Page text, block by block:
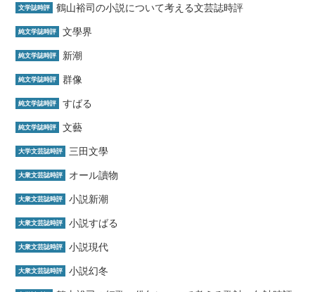
文学誌時評 鶴山裕司の小説について考える文芸誌時評
純文学誌時評 文學界
純文学誌時評 新潮
純文学誌時評 群像
純文学誌時評 すばる
純文学誌時評 文藝
大学文芸誌時評 三田文學
大衆文芸誌時評 オール讀物
大衆文芸誌時評 小説新潮
大衆文芸誌時評 小説すばる
大衆文芸誌時評 小説現代
大衆文芸誌時評 小説幻冬